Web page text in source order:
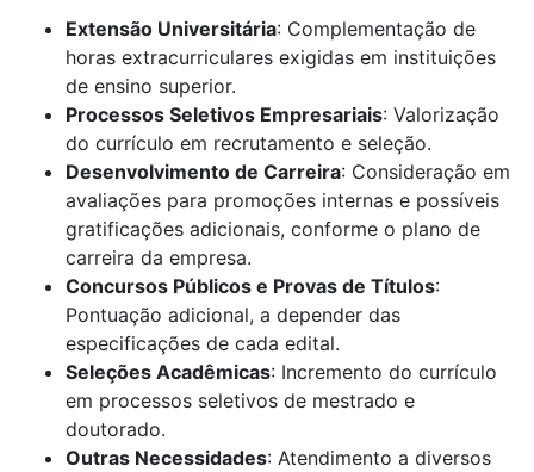
Extensão Universitária: Complementação de
horas extracurriculares exigidas em instituições
de ensino superior.
Processos Seletivos Empresariais: Valorização
do currículo em recrutamento e seleção.
Desenvolvimento de Carreira: Consideração em
avaliações para promoções internas e possíveis
gratificações adicionais, conforme o plano de
carreira da empresa.
Concursos Públicos e Provas de Títulos:
Pontuação adicional, a depender das
especificações de cada edital.
Seleções Acadêmicas: Incremento do currículo
em processos seletivos de mestrado e
doutorado.
Outras Necessidades: Atendimento a diversos